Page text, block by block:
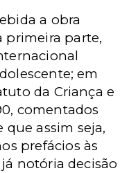
a obra
primeira parte,
em
da Criança e
comentados
assim seja,
prefácios às
notória decisão